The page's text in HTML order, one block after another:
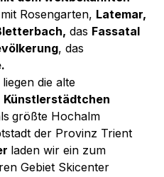
mit Rosengarten, Latemar,
das Fassatal
, das
die alte
Künstlerstädtchen
größte Hochalm
der Provinz Trient
laden wir ein zum
Gebiet Skicenter